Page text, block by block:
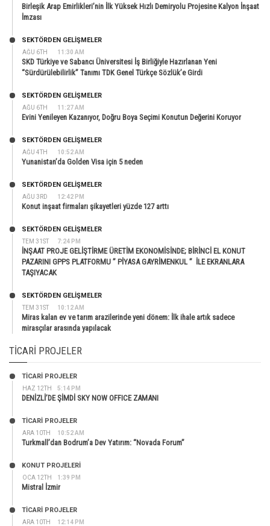
Birleşik Arap Emirlikleri’nin İlk Yüksek Hızlı Demiryolu Projesine Kalyon İnşaat
İmzası
AĞU 6TH 11:30 AM
SEKTÖRDEN GELIŞMELER
SKD Türkiye ve Sabancı Üniversitesi İş Birliğiyle Hazırlanan Yeni
“Sürdürülebilirlik” Tanımı TDK Genel Türkçe Sözlük’e Girdi
AĞU 6TH 11:27 AM
SEKTÖRDEN GELIŞMELER
Evini Yenileyen Kazanıyor, Doğru Boya Seçimi Konutun Değerini Koruyor
AĞU 4TH 10:52 AM
SEKTÖRDEN GELIŞMELER
Yunanistan’da Golden Visa için 5 neden
AĞU 3RD 12:42 PM
SEKTÖRDEN GELIŞMELER
Konut inşaat firmaları şikayetleri yüzde 127 arttı
TEM 31ST 7:24 PM
SEKTÖRDEN GELIŞMELER
İNŞAAT PROJE GELİŞTİRME ÜRETİM EKONOMİSİNDE; BİRİNCİ EL KONUT
PAZARINI GPPS PLATFORMU ” PİYASA GAYRİMENKUL ” İLE EKRANLARA
TAŞIYACAK
TEM 31ST 10:12 AM
SEKTÖRDEN GELIŞMELER
Miras kalan ev ve tarım arazilerinde yeni dönem: İlk ihale artık sadece
mirasçılar arasında yapılacak
TICARI PROJELER
HAZ 12TH 5:14 PM
TİCARİ PROJELER
DENİZLİ’DE ŞİMDİ SKY NOW OFFICE ZAMANI
ARA 10TH 10:52 AM
TİCARİ PROJELER
Turkmall’dan Bodrum’a Dev Yatırım: “Novada Forum”
OCA 12TH 1:39 PM
KONUT PROJELERI
Mistral İzmir
ARA 10TH 12:14 PM
TİCARİ PROJELER